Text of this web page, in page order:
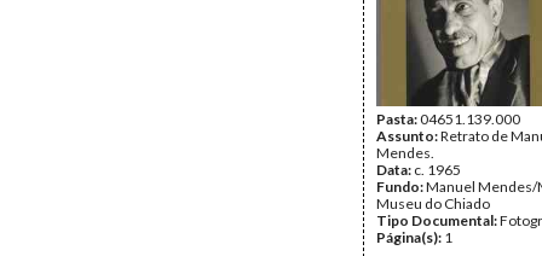
Pasta:04651.139.000
Assunto:Retrato de
Mendes.
Data: c. 1965
Fundo:Manuel Mendes/
Museu do Chiado
Tipo Documental:
Página(s): 1